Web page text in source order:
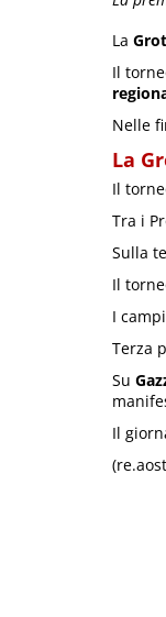
La
Il
Nelle
La
Il
Tra i
Sulla
Il
I
Terza
Su
Il